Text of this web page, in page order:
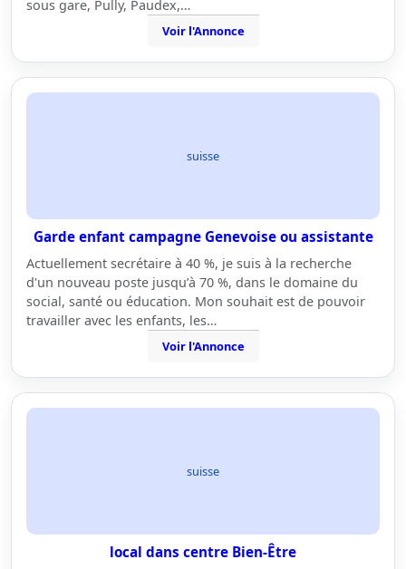
sous gare, Pully, Paudex,…
Voir l'Annonce
suisse
Garde enfant campagne Genevoise ou assistante
Actuellement secrétaire à 40 %, je suis à la recherche
d'un nouveau poste jusqu’à 70 %, dans le domaine du
social, santé ou éducation. Mon souhait est de pouvoir
travailler avec les enfants, les…
Voir l'Annonce
suisse
local dans centre Bien-Être